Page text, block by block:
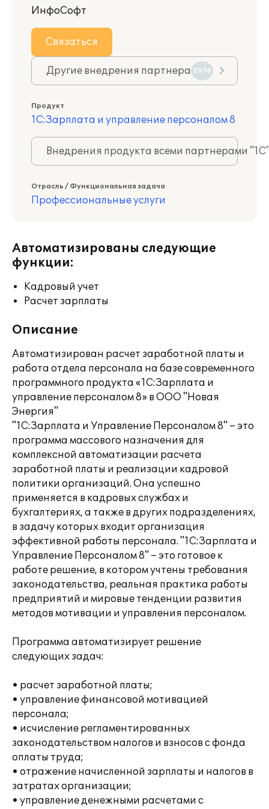
ИнфоСофт
Связаться
Другие внедрения партнера 2076
Продукт
1С:Зарплата и управление персоналом 8
Внедрения продукта всеми партнерами
Отрасль / Функциональная задача
Профессиональные услуги
Автоматизированы следующие
функции:
Кадровый учет
Расчет зарплаты
Описание
Автоматизирован расчет заработной платы и
работа отдела персонала на базе современного
программного продукта «1С:Зарплата и
управление персоналом 8» в ООО "Новая
Энергия"
"1С:Зарплата и Управление Персоналом 8" – это
программа массового назначения для
комплексной автоматизации расчета
заработной платы и реализации кадровой
политики организаций. Она успешно
применяется в кадровых службах и
бухгалтериях, а также в других подразделениях,
в задачу которых входит организация
эффективной работы персонала. "1С:Зарплата и
Управление Персоналом 8" – это готовое к
работе решение, в котором учтены требования
законодательства, реальная практика работы
предприятий и мировые тенденции развития
методов мотивации и управления персоналом.
Программа автоматизирует решение
следующих задач:
• расчет заработной платы;
• управление финансовой мотивацией
персонала;
• исчисление регламентированных
законодательством налогов и взносов с фонда
оплаты труда;
• отражение начисленной зарплаты и налогов в
затратах организации;
• управление денежными расчетами с